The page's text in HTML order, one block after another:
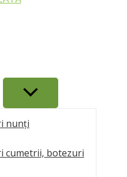
ПЕРЕКЛЮЧАТЕЛЬ
МЕНЮ
nunți
cumetrii, botezuri